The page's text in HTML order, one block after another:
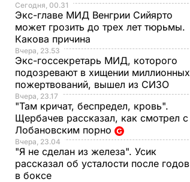
Сегодня, 00.31
Экс-главе МИД Венгрии Сийярто
может грозить до трех лет тюрьмы.
Какова причина
Вчера, 23.53
Экс-госсекретарь МИД, которого
подозревают в хищении миллионных
пожертвований, вышел из СИЗО
Вчера, 23.17
"Там кричат, беспредел, кровь".
Щербачев рассказал, как смотрел с
Лобановским порно
Вчера, 23.04
"Я не сделан из железа". Усик
рассказал об усталости после годов
в боксе